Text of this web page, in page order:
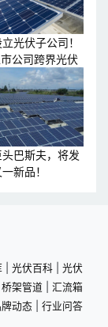
光伏子公司！
公司跨界光伏
巴斯夫，将发
新品！
光伏百科
光伏
桥架管道
汇流箱
牌动态 行业问答